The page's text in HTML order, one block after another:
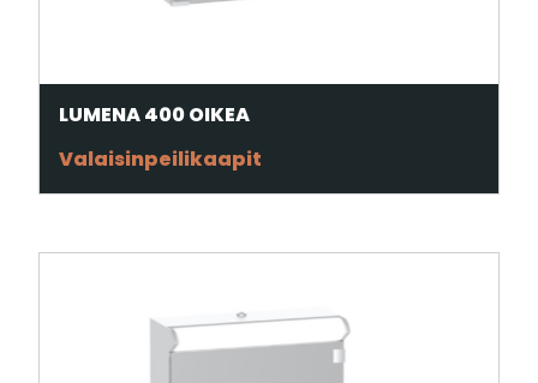
LUMENA 400 OIKEA
Valaisinpeilikaapit